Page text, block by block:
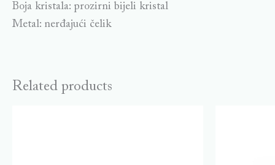
Boja kristala: prozirni bijeli kristal
Metal: nerđajući čelik
Related products